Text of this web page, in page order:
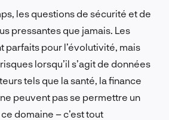
les questions de sécurité et de
pressantes que jamais. Les
parfaits pour l’évolutivité, mais
lorsqu’il s’agit de données
tels que la santé, la finance
peuvent pas se permettre un
domaine – c’est tout